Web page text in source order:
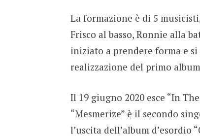
La formazione è di 5
Frisco al basso, Ronnie alla
iniziato a prendere forma e
realizzazione del primo
Il 19 giugno 2020 esce “In
“Mesmerize” è il secondo
l’uscita dell’album